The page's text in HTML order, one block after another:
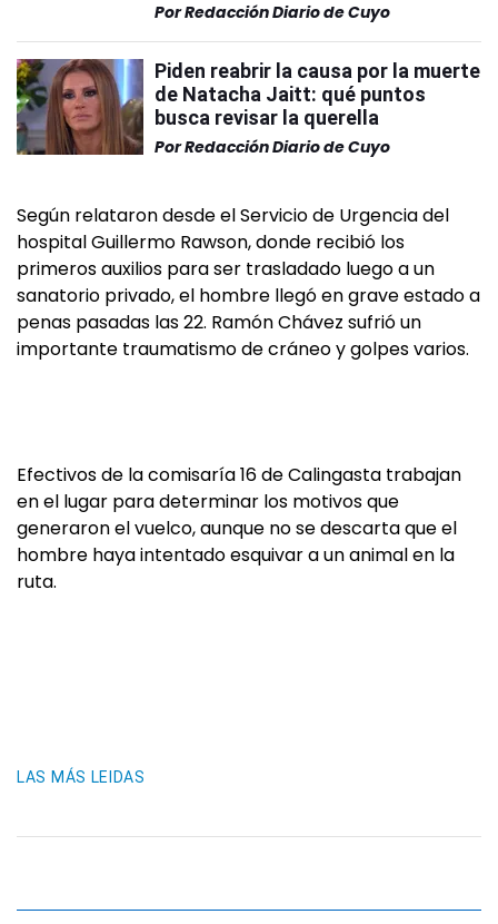
PorRedacción Diario de Cuyo
Piden reabrir la causa por la muerte
de Natacha Jaitt: qué puntos
busca revisar la querella
PorRedacción Diario de Cuyo
Según relataron desde el Servicio de Urgencia del
hospital Guillermo Rawson, donde recibió los
primeros auxilios para ser trasladado luego a un
sanatorio privado, el hombre llegó en grave estado a
penas pasadas las 22. Ramón Chávez sufrió un
importante traumatismo de cráneo y golpes varios.
Efectivos de la comisaría 16 de Calingasta trabajan
en el lugar para determinar los motivos que
generaron el vuelco, aunque no se descarta que el
hombre haya intentado esquivar a un animal en la
ruta.
LAS MÁS LEIDAS